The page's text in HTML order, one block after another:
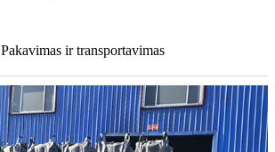
Pakavimas ir transportavimas